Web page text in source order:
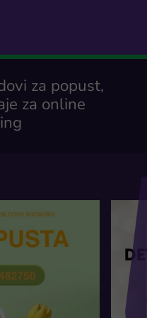
za popust,
za online